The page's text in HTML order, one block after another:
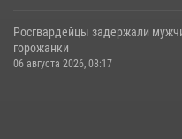
Росгвардейцы задержали
горожанки
06 августа 2026, 08:17